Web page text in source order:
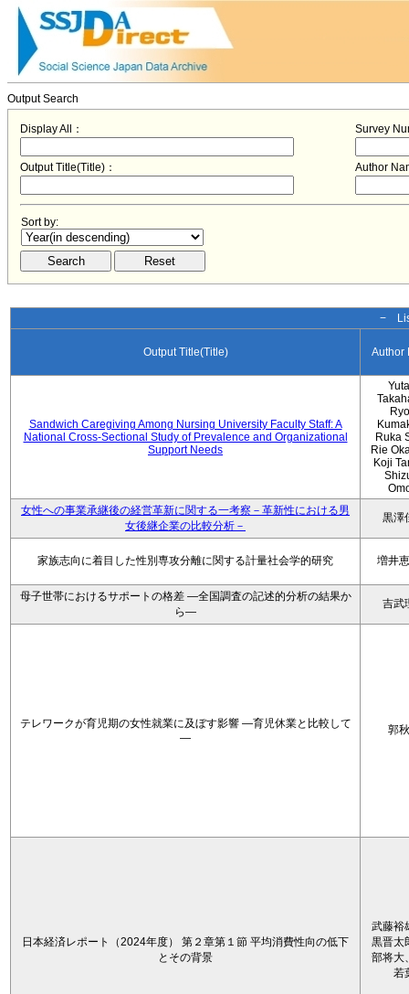
Output Search
Display All： Survey
Output Title(Title)： Author
Sort by:
−
Output Title(Title) Author
Sandwich Caregiving Among Nursing University Faculty Staff: A
National Cross-Sectional Study of Prevalence and Organizational
Support Needs
Ruka
Rie
Koji
女性への事業承継後の経営革新に関する一考察－革新性における男
女後継企業の比較分析－
黒澤
家族志向に着目した性別専攻分離に関する計量社会学的研究 増井
母子世帯におけるサポートの格差 ―全国調査の記述的分析の結果か
ら―
吉武
テレワークが育児期の女性就業に及ぼす影響 ―育児休業と比較して
―
郭
日本経済レポート（2024年度） 第２章第１節 平均消費性向の低下
とその背景
武藤裕
黒晋太
部将大
若